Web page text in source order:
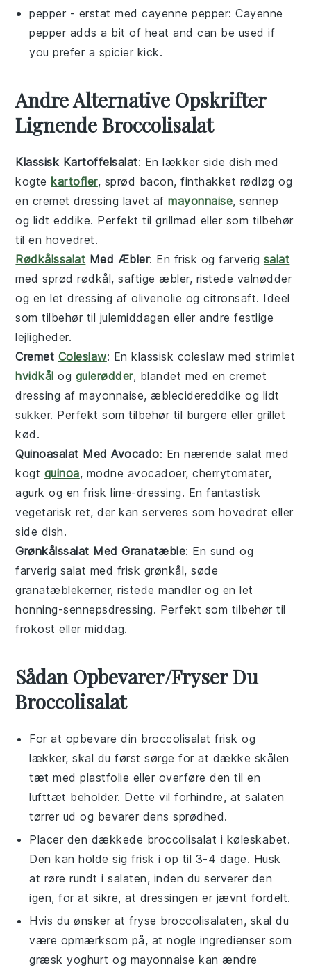
pepper - erstat medcayenne pepper: Cayenne
pepper adds a bit of heat and can be used if
you prefer a spicier kick.
Andre Alternative Opskrifter
Lignende Broccolisalat
Klassisk Kartoffelsalat: En lækker side dish med
kogte kartofler, sprød bacon, finthakket rødløg og
en cremet dressing lavet afmayonnaise, sennep
og lidt eddike. Perfekt tilgrillmad eller som tilbehør
til en hovedret.
Rødkålssalat Med Æbler: En frisk og farverig salat
med sprød rødkål, saftige æbler, ristede valnødder
og en let dressing af olivenolie og citronsaft. Ideel
somtilbehør til julemiddagen eller andre festlige
lejligheder.
Cremet Coleslaw: En klassisk coleslaw med strimlet
hvidkål og gulerødder, blandet med en cremet
dressing af mayonnaise, æblecidereddike og lidt
sukker. Perfekt somtilbehør til burgere eller grillet
kød .
Quinoasalat Med Avocado: En nærendesalat med
kogt quinoa, modne avocadoer, cherrytomater,
agurk og en frisk lime-dressing. En fantastisk
vegetarisk ret, der kan serveres som hovedret eller
side dish.
Grønkålssalat Med Granatæble: En sund og
farverig salat med frisk grønkål, søde
granatæblekerner, ristede mandler og en let
honning-sennepsdressing. Perfekt som tilbehør til
frokost ellermiddag.
Sådan Opbevarer/Fryser Du
Broccolisalat
For at opbevare din broccolisalat frisk og
lækker, skal du først sørge for at dække skålen
tæt med plastfolie eller overføre den til en
lufttæt beholder. Dette vil forhindre, atsalaten
tørrer ud og bevarer dens sprødhed.
Placer den dækkede broccolisalat i køleskabet.
Den kan holde sig frisk i op til 3-4 dage. Husk
at røre rundt i salaten, inden du serverer den
igen, for at sikre, at dressingen er jævnt fordelt.
Hvis du ønsker at fryse broccolisalaten, skal du
være opmærksom på, at nogle ingredienser som
græsk yoghurt og mayonnaise kan ændre